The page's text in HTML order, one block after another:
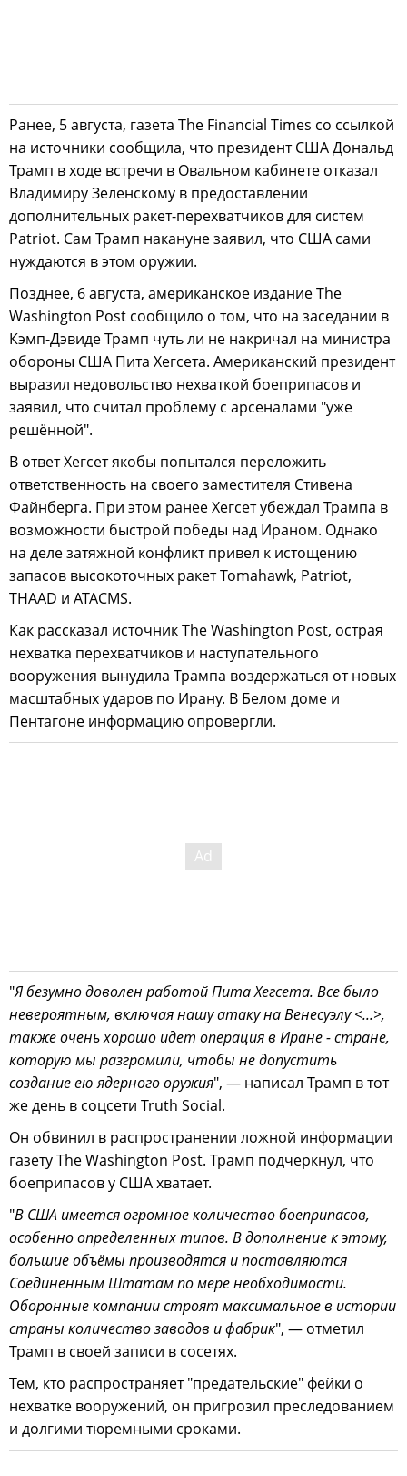
Ранее, 5 августа, газета The Financial Times со ссылкой
на источники сообщила, что президент США Дональд
Трамп в ходе встречи в Овальном кабинете отказал
Владимиру Зеленскому в предоставлении
дополнительных ракет-перехватчиков для систем
Patriot. Сам Трамп накануне заявил, что США сами
нуждаются в этом оружии.
Позднее, 6 августа, американское издание The
Washington Post сообщило о том, что на заседании в
Кэмп-Дэвиде Трамп чуть ли не накричал на министра
обороны США Пита Хегсета. Американский президент
выразил недовольство нехваткой боеприпасов и
заявил, что считал проблему с арсеналами "уже
решённой".
В ответ Хегсет якобы попытался переложить
ответственность на своего заместителя Стивена
Файнберга. При этом ранее Хегсет убеждал Трампа в
возможности быстрой победы над Ираном. Однако
на деле затяжной конфликт привел к истощению
запасов высокоточных ракет Tomahawk, Patriot,
THAAD и ATACMS.
Как рассказал источник The Washington Post, острая
нехватка перехватчиков и наступательного
вооружения вынудила Трампа воздержаться от новых
масштабных ударов по Ирану. В Белом доме и
Пентагоне информацию опровергли.
"Я безумно доволен работой Пита Хегсета. Все было
невероятным, включая нашу атаку на Венесуэлу <...>,
также очень хорошо идет операция в Иране - стране,
которую мы разгромили, чтобы не допустить
создание ею ядерного оружия", — написал Трамп в тот
же день в соцсети Truth Social.
Он обвинил в распространении ложной информации
газету The Washington Post. Трамп подчеркнул, что
боеприпасов у США хватает.
"В США имеется огромное количество боеприпасов,
особенно определенных типов. В дополнение к этому,
большие объёмы производятся и поставляются
Соединенным Штатам по мере необходимости.
Оборонные компании строят максимальное в истории
страны количество заводов и фабрик", — отметил
Трамп в своей записи в сосетях.
Тем, кто распространяет "предательские" фейки о
нехватке вооружений, он пригрозил преследованием
и долгими тюремными сроками.